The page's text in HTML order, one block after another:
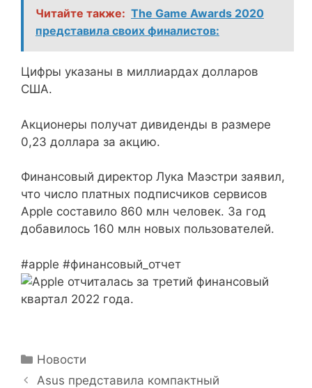
Читайте также: The Game Awards 2020
представила своих финалистов:
Цифры указаны в миллиардах долларов
США.
Акционеры получат дивиденды в размере
0,23 доллара за акцию.
Финансовый директор Лука Маэстри заявил,
что число платных подписчиков сервисов
Apple составило 860 млн человек. За год
добавилось 160 млн новых пользователей.
#apple #финансовый_отчет
Рубрики
Новости
Asus представила компактный